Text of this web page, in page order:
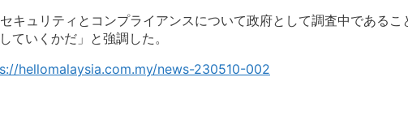
キュリティとコンプライアンスについて政府として調査中であるこ
ていくかだ」と強調した。
hellomalaysia.com.my/news-230510-002